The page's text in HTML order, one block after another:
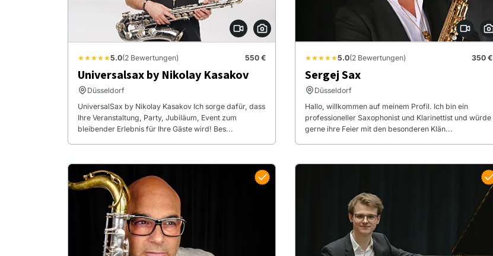
★★★★★5.0(2 Bewertungen) 550 €
Universalsax by Nikolay Kasakov
Düsseldorf
UniversalSax by Nikolay Kasakov Ich sorge dafür, dass
Ihre Veranstaltung, Party, Jubiläum, Event zum
bleibender Erlebnis für Ihre Gäste wird! Bes...
★★★★★5.0(2 Bewertungen) 350 €
Sergej Sax
Düsseldorf
Hallo, willkommen auf meinem Profil. Ich bin ein
professioneller Saxophonist und Klarinettist und würde
gerne ihre Feier mit den besonderen Klän...